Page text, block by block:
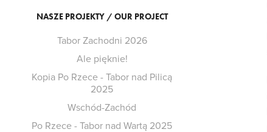
NASZE PROJEKTY / OUR PROJECT
Tabor Zachodni 2026
Ale pięknie!
Kopia Po Rzece - Tabor nad Pilicą
2025
Wschód-Zachód
Po Rzece - Tabor nad Wartą 2025